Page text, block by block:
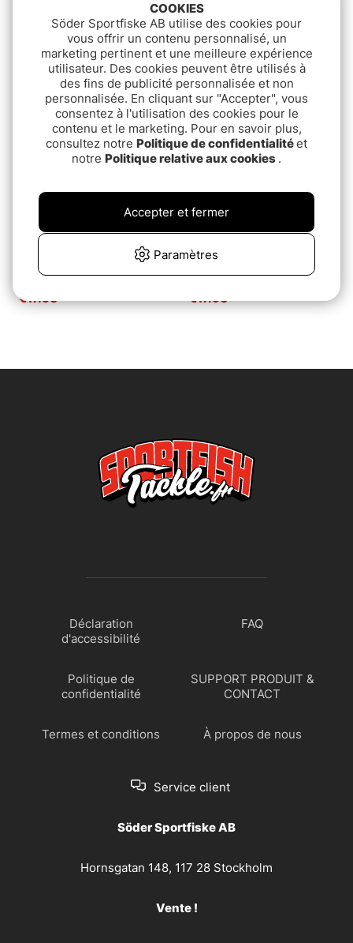
Bottle Neck Popper -
€24.90
Shimano Ocea Bomb Dip
170F Flash Boost 17cm,
72g
€28.90
Épuisé
Needle Nose 84g
€17.90
Épuisé
Ice Cream GT Plug
Needle Nose 114g
€17.90
Déclaration
d'accessibilité
FAQ
Politique de
confidentialité
SUPPORT PRODUIT &
CONTACT
Termes et conditions À propos de nous
Service client
Söder Sportfiske AB
Hornsgatan 148, 117 28 Stockholm
Vente !
COOKIES
Söder Sportfiske AB utilise des cookies pour
vous offrir un contenu personnalisé, un
marketing pertinent et une meilleure expérience
utilisateur. Des cookies peuvent être utilisés à
des fins de publicité personnalisée et non
personnalisée. En cliquant sur "Accepter", vous
consentez à l'utilisation des cookies pour le
contenu et le marketing. Pour en savoir plus,
consultez notre Politique de confidentialitéet
notre Politique relative aux cookies .
Paramètres
Accepter et fermer